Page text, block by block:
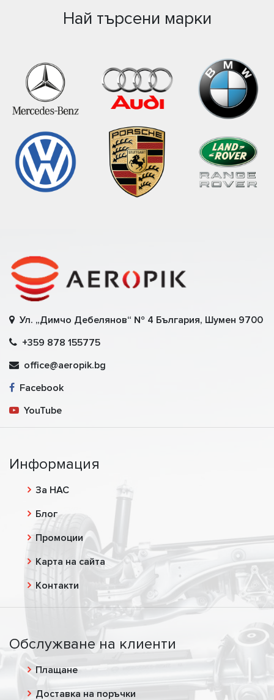
Най търсени марки
Ул. „Димчо Дебелянов“ № 4 България, Шумен 9700
+359 878 155775
office@aeropik.bg
Facebook
YouTube
Информация
За НАС
Блог
Промоции
Карта на сайта
Контакти
Обслужване на клиенти
Плащане
Доставка на поръчки